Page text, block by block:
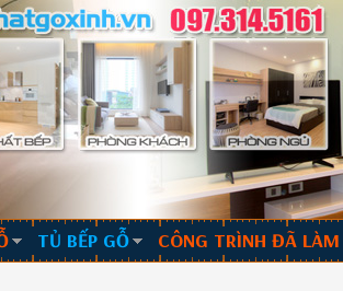
TỦ BẾP GỖ CÔNG TRÌNH ĐÃ LÀM